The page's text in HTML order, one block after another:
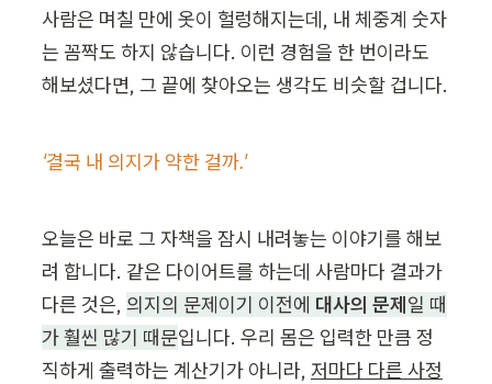
사람은 며칠 만에 옷이 헐렁해지는데, 내 체중계 숫자
는 꼼짝도 하지 않습니다. 이런 경험을 한 번이라도
해보셨다면, 그 끝에 찾아오는 생각도 비슷할 겁니다.
'결국 내 의지가 약한 걸까.'
오늘은 바로 그 자책을 잠시 내려놓는 이야기를 해보
려 합니다. 같은 다이어트를 하는데 사람마다 결과가
다른 것은, 의지의 문제이기 이전에 대사의 문제일 때
가 훨씬 많기 때문입니다. 우리 몸은 입력한 만큼 정
직하게 출력하는 계산기가 아니라, 저마다 다른 사정